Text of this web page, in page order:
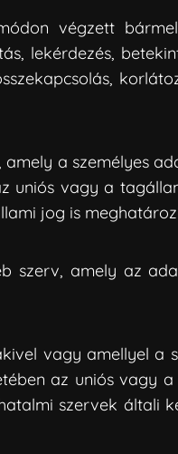
végzett
lekérdezés,
a személyes
uniós vagy a
jog is
szerv, amely az
vagy amellyel a
az uniós vagy
szervek általi